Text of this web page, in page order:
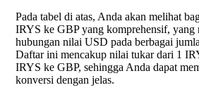
Pada tabel di atas, Anda akan melihat
IRYS ke GBP yang komprehensif, yang
hubungan nilai USD pada berbagai
Daftar ini mencakup nilai tukar dari 1
IRYS ke GBP, sehingga Anda dapat
konversi dengan jelas.